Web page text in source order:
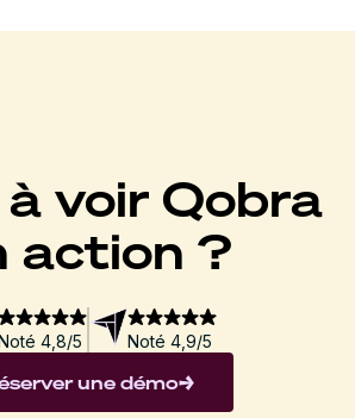
voir Qobra
action ?
4,8/5 Noté 4,9/5
une démo